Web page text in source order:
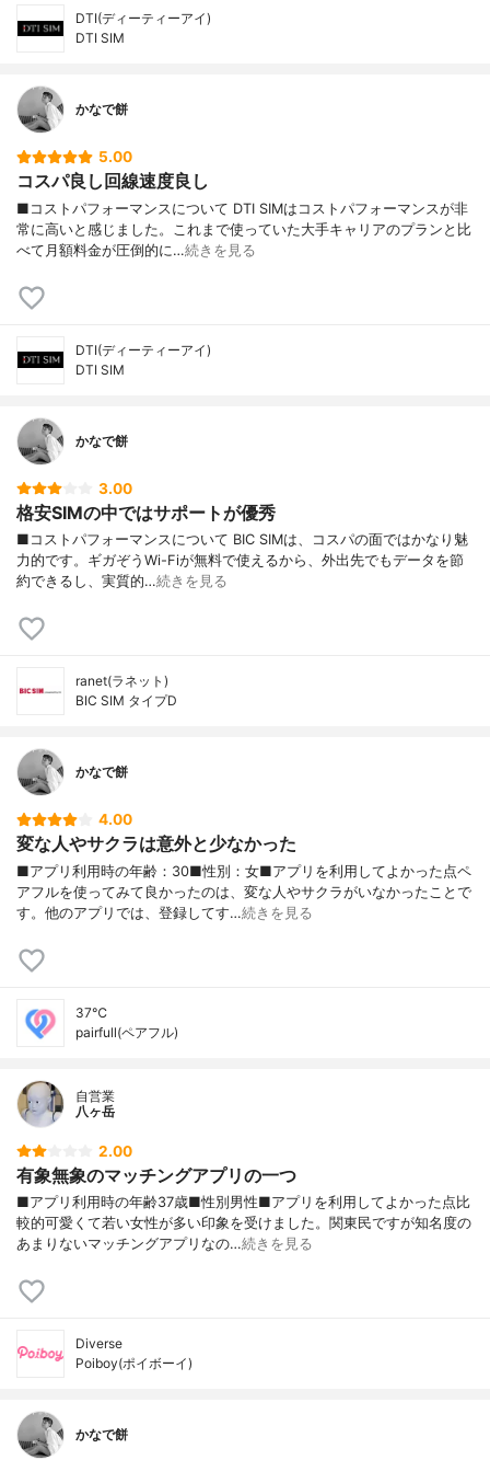
DTI(ディーティーアイ)
DTI SIM
かなで餅
5.00
コスパ良し回線速度良し
■コストパフォーマンスについて DTI SIMはコストパフォーマンスが非
常に高いと感じました。これまで使っていた大手キャリアのプランと比
べて月額料金が圧倒的に…続きを見る
DTI(ディーティーアイ)
DTI SIM
かなで餅
3.00
格安SIMの中ではサポートが優秀
■コストパフォーマンスについて BIC SIMは、コスパの面ではかなり魅
力的です。ギガぞうWi-Fiが無料で使えるから、外出先でもデータを節
約できるし、実質的…続きを見る
ranet(ラネット)
BIC SIM タイプD
かなで餅
4.00
変な人やサクラは意外と少なかった
■アプリ利用時の年齢：30■性別：女■アプリを利用してよかった点ペ
アフルを使ってみて良かったのは、変な人やサクラがいなかったことで
す。他のアプリでは、登録してす…続きを見る
37℃
pairfull(ペアフル)
自営業
八ヶ岳
2.00
有象無象のマッチングアプリの一つ
■アプリ利用時の年齢37歳■性別男性■アプリを利用してよかった点比
較的可愛くて若い女性が多い印象を受けました。関東民ですが知名度の
あまりないマッチングアプリなの…続きを見る
Diverse
Poiboy(ポイボーイ)
かなで餅